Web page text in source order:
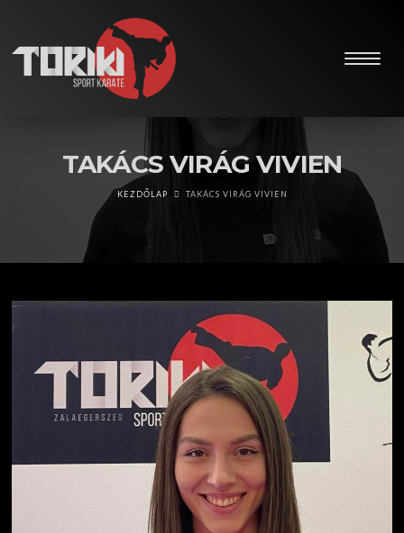
TAKÁCS VIRÁG VIVIEN
KEZDŐLAP TAKÁCS VIRÁG VIVIEN